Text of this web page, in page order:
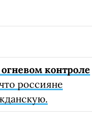
контроле
россияне